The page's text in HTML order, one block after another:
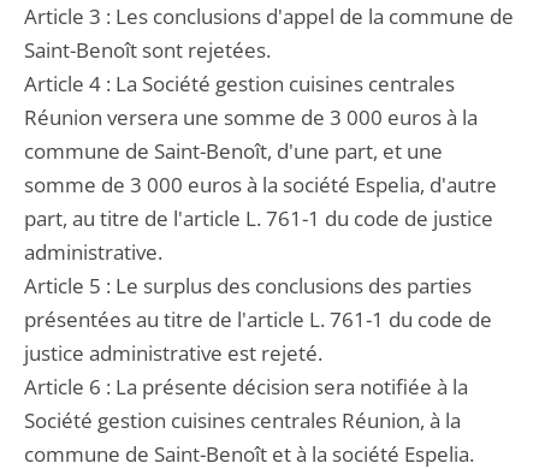
Article 3 : Les conclusions d'appel de la commune de
Saint-Benoît sont rejetées.
Article 4 : La Société gestion cuisines centrales
Réunion versera une somme de 3 000 euros à la
commune de Saint-Benoît, d'une part, et une
somme de 3 000 euros à la société Espelia, d'autre
part, au titre de l'article L. 761-1 du code de justice
administrative.
Article 5 : Le surplus des conclusions des parties
présentées au titre de l'article L. 761-1 du code de
justice administrative est rejeté.
Article 6 : La présente décision sera notifiée à la
Société gestion cuisines centrales Réunion, à la
commune de Saint-Benoît et à la société Espelia.